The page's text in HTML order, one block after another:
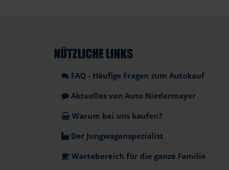
NÜTZLICHE LINKS
FAQ - Häufige Fragen zum Autokauf
Aktuelles von Auto Niedermayer
Warum bei uns kaufen?
Der Jungwagenspezialist
Wartebereich für die ganze Familie